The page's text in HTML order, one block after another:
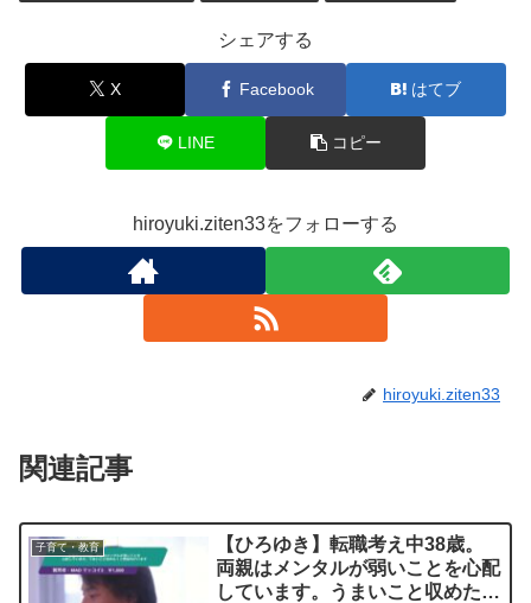
シェアする
X Facebook はてブ
LINE コピー
hiroyuki.ziten33をフォローする
hiroyuki.ziten33
関連記事
子育て・教育
【ひろゆき】転職考え中38歳。
両親はメンタルが弱いことを心配
しています。うまいこと収めたく